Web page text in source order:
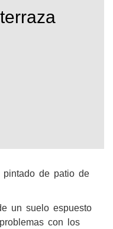
pintado de patio de
un suelo espuesto
con los